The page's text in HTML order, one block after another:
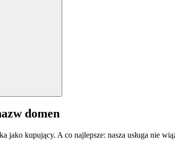
domen
jako kupujący. A co najlepsze: nasza usługa nie